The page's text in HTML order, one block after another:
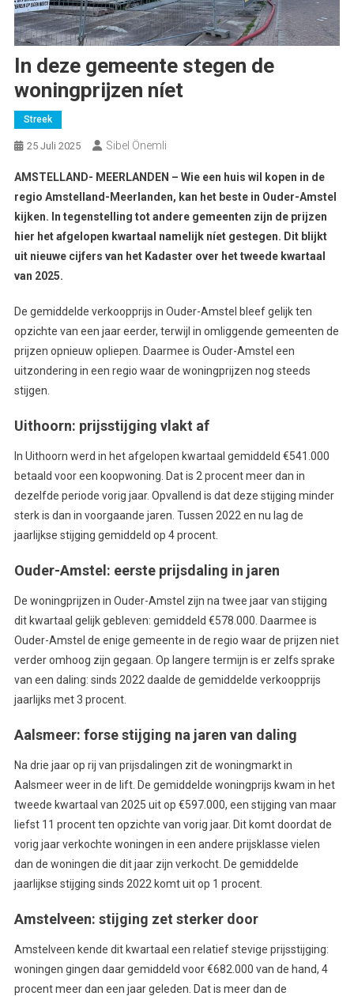
In deze gemeente stegen de
woningprijzen níet
Streek
25 Juli 2025 Sibel Önemli
AMSTELLAND- MEERLANDEN – Wie een huis wil kopen in de
regio Amstelland- Meerlanden, kan het beste in Ouder-Amstel
kijken. In tegenstelling tot andere gemeenten zijn de prijzen
hier het afgelopen kwartaal namelijk níet gestegen. Dit blijkt
uit nieuwe cijfers van het Kadaster over het tweede kwartaal
van 2025.
De gemiddelde verkoopprijs in Ouder-Amstel bleef gelijk ten
opzichte van een jaar eerder, terwijl in omliggende gemeenten de
prijzen opnieuw opliepen. Daarmee is Ouder-Amstel een
uitzondering in een regio waar de woningprijzen nog steeds
stijgen.
Uithoorn: prijsstijging vlakt af
In Uithoorn werd in het afgelopen kwartaal gemiddeld €541.000
betaald voor een koopwoning. Dat is 2 procent meer dan in
dezelfde periode vorig jaar. Opvallend is dat deze stijging minder
sterk is dan in voorgaande jaren. Tussen 2022 en nu lag de
jaarlijkse stijging gemiddeld op 4 procent.
Ouder-Amstel: eerste prijsdaling in jaren
De woningprijzen in Ouder-Amstel zijn na twee jaar van stijging
dit kwartaal gelijk gebleven: gemiddeld €578.000. Daarmee is
Ouder-Amstel de enige gemeente in de regio waar de prijzen niet
verder omhoog zijn gegaan. Op langere termijn is er zelfs sprake
van een daling: sinds 2022 daalde de gemiddelde verkoopprijs
jaarlijks met 3 procent.
Aalsmeer: forse stijging na jaren van daling
Na drie jaar op rij van prijsdalingen zit de woningmarkt in
Aalsmeer weer in de lift. De gemiddelde woningprijs kwam in het
tweede kwartaal van 2025 uit op €597.000, een stijging van maar
liefst 11 procent ten opzichte van vorig jaar. Dit komt doordat de
vorig jaar verkochte woningen in een andere prijsklasse vielen
dan de woningen die dit jaar zijn verkocht. De gemiddelde
jaarlijkse stijging sinds 2022 komt uit op 1 procent.
Amstelveen: stijging zet sterker door
Amstelveen kende dit kwartaal een relatief stevige prijsstijging:
woningen gingen daar gemiddeld voor €682.000 van de hand, 4
procent meer dan een jaar geleden. Dat is meer dan de